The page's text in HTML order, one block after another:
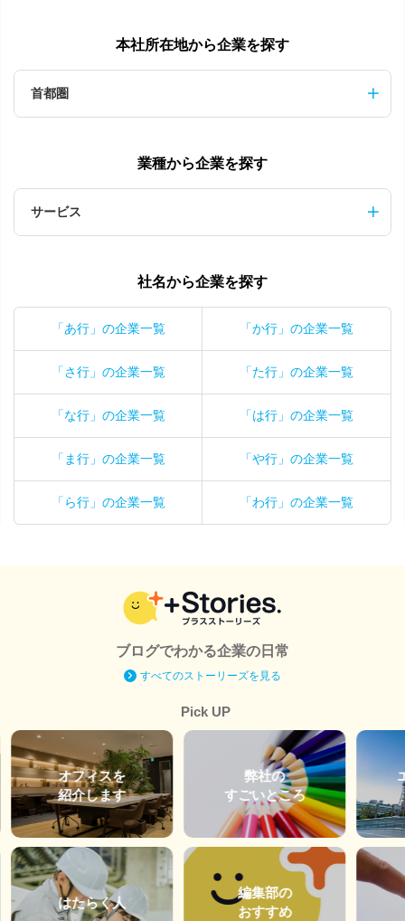
本社所在地から企業を探す
首都圏
業種から企業を探す
サービス
社名から企業を探す
「あ行」の企業一覧 「か行」の企業一覧
「さ行」の企業一覧 「た行」の企業一覧
「な行」の企業一覧 「は行」の企業一覧
「ま行」の企業一覧 「や行」の企業一覧
「ら行」の企業一覧 「わ行」の企業一覧
ブログでわかる企業の日常
すべてのストーリーズを見る
Pick UP
オフィスを
紹介します
はたらく人
弊社の
すごいところ
編集部の
おすすめ